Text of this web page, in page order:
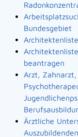
Bundesgebiet
beantragen
Arzt,
Ärztliche